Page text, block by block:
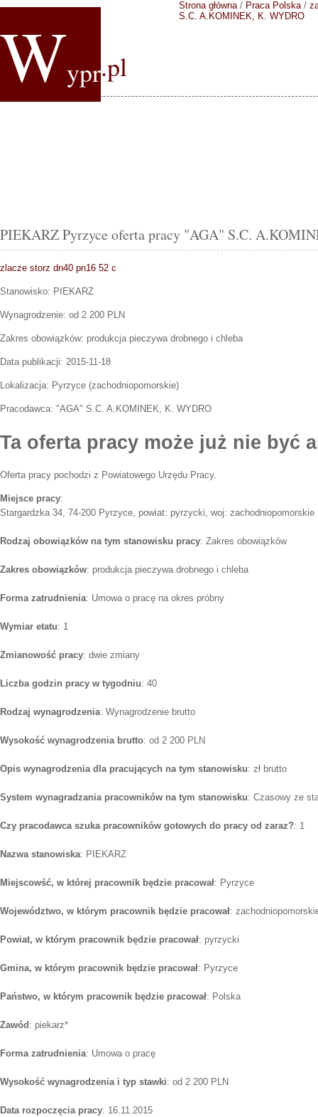
Wypr.pl
Strona główna/ Praca Polska/
S.C. A.KOMINEK, K. WYDRO
PIEKARZ Pyrzyce oferta pracy "AGA" S.C.
zlacze storz dn40 pn16 52 c
Stanowisko: PIEKARZ
Wynagrodzenie: od 2 200 PLN
Zakres obowiązków: produkcja pieczywa drobnego i chleba
Data publikacji: 2015-11-18
Lokalizacja: Pyrzyce (zachodniopomorskie)
Pracodawca: "AGA" S.C. A.KOMINEK, K. WYDRO
Ta oferta pracy może już nie być
Oferta pracy pochodzi z Powiatowego Urzędu Pracy.
Miejsce pracy:
Stargardzka 34, 74-200 Pyrzyce, powiat: pyrzycki, woj: zachodniopomorskie
Rodzaj obowiązków na tym stanowisku pracy: Zakres obowiązków
Zakres obowiązków: produkcja pieczywa drobnego i chleba
Forma zatrudnienia: Umowa o pracę na okres próbny
Wymiar etatu: 1
Zmianowość pracy: dwie zmiany
Liczba godzin pracy w tygodniu: 40
Rodzaj wynagrodzenia: Wynagrodzenie brutto
Wysokość wynagrodzenia brutto: od 2 200 PLN
Opis wynagrodzenia dla pracujących na tym stanowisku: zł brutto
System wynagradzania pracowników na tym stanowisku: Czasowy ze
Czy pracodawca szuka pracowników gotowych do pracy od zaraz?: 1
Nazwa stanowiska: PIEKARZ
Miejscowść, w której pracownik będzie pracował: Pyrzyce
Województwo, w którym pracownik będzie pracował:
Powiat, w którym pracownik będzie pracował: pyrzycki
Gmina, w którym pracownik będzie pracował: Pyrzyce
Państwo, w którym pracownik będzie pracował: Polska
Zawód : piekarz*
Forma zatrudnienia: Umowa o pracę
Wysokość wynagrodzenia i typ stawki: od 2 200 PLN
Data rozpoczęcia pracy: 16.11.2015